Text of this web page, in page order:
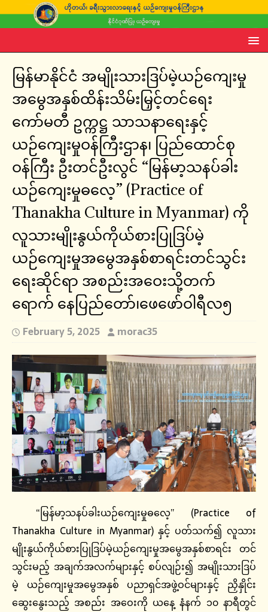
မြန်မာနိုင်ငံ အမျိုးသားဒြပ်မဲ့ယဉ်ကျေးမှု
အမွေအနှစ်ထိန်းသိမ်းမြှင့်တင်ရေး
ကော်မတီ ဥက္ကဋ္ဌ သာသနာရေးနှင့်
ယဉ်ကျေးမှုဝန်ကြီးဌာန၊ ပြည်ထောင်စု
ဝန်ကြီး ဦးတင်ဦးလွင် “မြန်မာ့သနပ်ခါး
ယဉ်ကျေးမှုဓလေ့” (Practice of
Thanakha Culture in Myanmar) ကို
လူသားမျိုးနွယ်ကိုယ်စားပြုဒြပ်မဲ့
ယဉ်ကျေးမှုအမွေအနှစ်စာရင်းတင်သွင်း
ရေးဆိုင်ရာ အစည်းအဝေးသို့တက်
ရောက် နေပြည်တော်၊ဖေဖော်ဝါရီလ၅
February 5, 2025 morac35
“မြန်မာ့သနပ်ခါးယဉ်ကျေးမှုဓလေ့” (Practice of
Thanakha Culture in Myanmar) နှင့် ပတ်သက်၍ လူသား
မျိုးနွယ်ကိုယ်စားပြုဒြပ်မဲ့ယဉ်ကျေးမှုအမွေအနှစ်စာရင်း တင်
သွင်းမည့် အချက်အလက်များနှင့် စပ်လျဉ်း၍ အမျိုးသားဒြပ်
မဲ့ ယဉ်ကျေးမှုအမွေအနှစ် ပညာရှင်အဖွဲ့ဝင်များနှင့် ညှိနှိုင်း
ဆွေးနွေးသည့် အစည်း အဝေးကို ယနေ့ နံနက် ၁၀ နာရီတွင်